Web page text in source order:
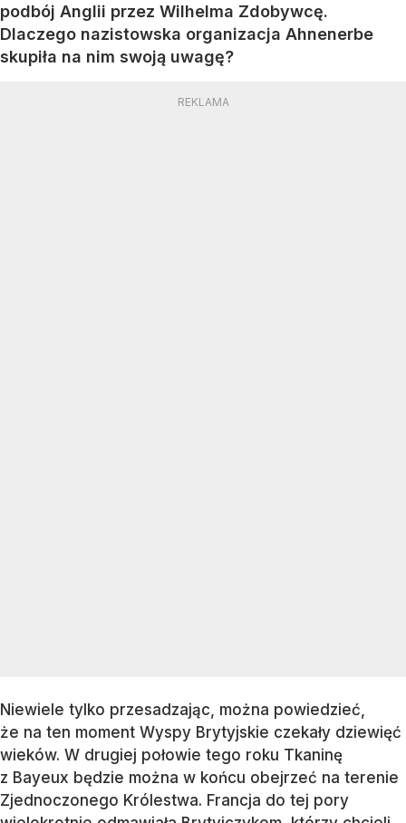
podbój Anglii przez Wilhelma Zdobywcę.
Dlaczego nazistowska organizacja Ahnenerbe
skupiła na nim swoją uwagę?
Niewiele tylko przesadzając, można powiedzieć,
że na ten moment Wyspy Brytyjskie czekały dziewięć
wieków. W drugiej połowie tego roku Tkaninę
z Bayeux będzie można w końcu obejrzeć na terenie
Zjednoczonego Królestwa. Francja do tej pory